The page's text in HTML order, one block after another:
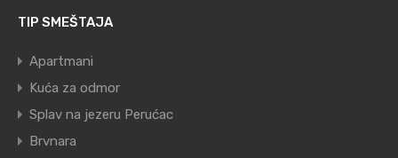
TIP SMEŠTAJA
Apartmani
Kuća za odmor
Splav na jezeru Perućac
Brvnara